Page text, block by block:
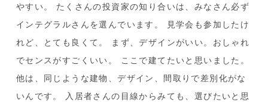
やすい。
たくさんの投資家の知り合いは、みなさん必ず
インテグラルさんを選んでいます。
見学会も参加したけ
れど、とても良くて。
まず、デザインがいい。おしゃれ
でセンスがすごくいい。
ここで建てたいと思いました。
他は、同じような建物、デザイン、間取りで差別化がな
いんです。
入居者さんの目線からみても、選びたいと思